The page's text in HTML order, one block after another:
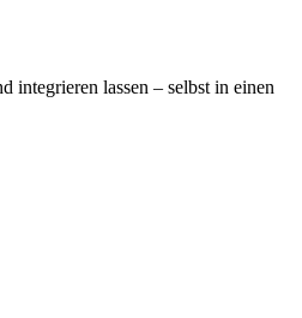
integrieren lassen – selbst in einen